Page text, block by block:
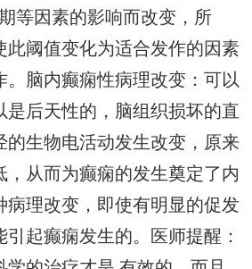
等因素的影响而改变，所
此阈值变化为适合发作的因素
。脑内癫痫性病理改变：可以
是后天性的，脑组织损坏的直
的生物电活动发生改变，原来
，从而为癫痫的发生奠定了内
病理改变，即使有明显的促发
引起癫痫发生的。医师提醒：